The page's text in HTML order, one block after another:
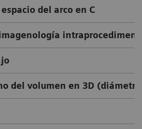
del arco en C
del volumen en 3D